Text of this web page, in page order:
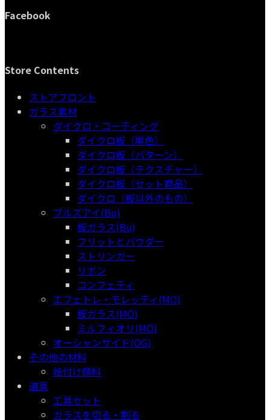
Facebook
Store Contents
ストアフロント
ガラス素材
ダイクロ・コーティング
ダイクロ板（単色）
ダイクロ板（パターン）
ダイクロ板（テクスチャー）
ダイクロ板（セット商品）
ダイクロ（板以外のもの）
ブルズアイ(Bu)
板ガラス(Bu)
フリットとパウダー
ストリンガー
リボン
コンフェティ
エフェトレ・モレッティ(MO)
板ガラス(MO)
ミルフィオリ(MO)
オーシャンサイド(OG)
その他の材料
絵付け顔料
道具
工具セット
ガラスを切る・割る